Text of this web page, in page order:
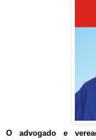
O advogado e